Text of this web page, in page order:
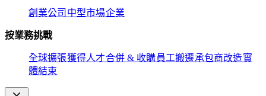
創業公司​​ 中型市場​​企業​​
按業務挑戰​​
全球擴張​​獲得人才​​合併 & 收購​​員工搬遷​​承包商改造​​實
體結束​​